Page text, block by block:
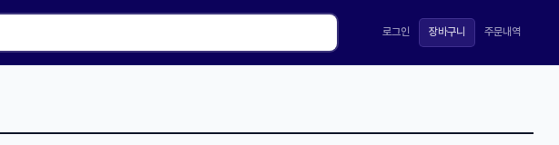
로그인 장바구니 주문내역